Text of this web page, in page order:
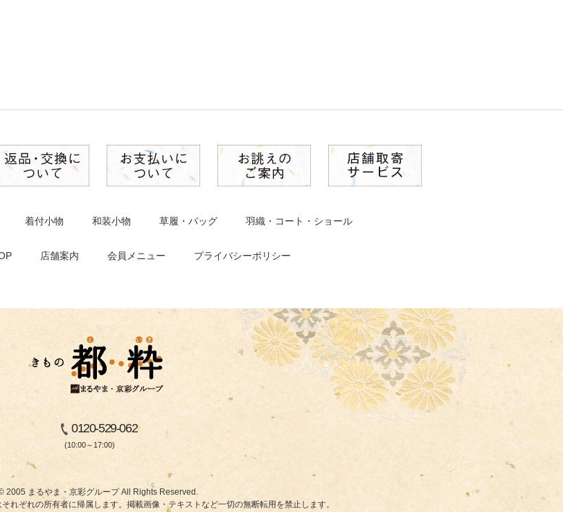
着付小物 和装小物 草履・バッグ 羽織・コート・ショール
店舗案内 会員メニュー プライバシーポリシー
0120-529-062
(10:00～17:00)
2005 まるやま・京彩グループ All Rights Reserved.
れぞれの所有者に帰属します。掲載画像・テキストなど一切の無断転用を禁止します。